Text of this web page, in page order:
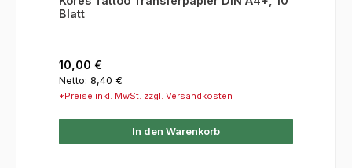
Blatt
Regulärer Preis:
10,00 €
Netto: 8,40 €
*Preise inkl. MwSt. zzgl. Versandkosten
In den Warenkorb